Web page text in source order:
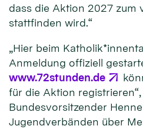
dass die Aktion 2027 zum
stattfinden wird.“
„Hier beim
Anmeldung offiziell
www.72stunden.de
für die Aktion
Bundesvorsitzender
Jugendverbänden über